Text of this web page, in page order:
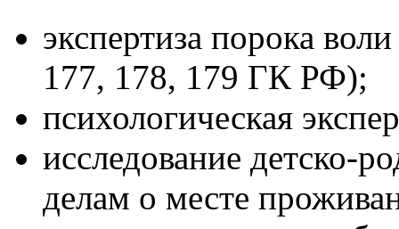
экспертиза порока
177, 178, 179 ГК РФ);
психологическая
исследование детско-
делам о месте